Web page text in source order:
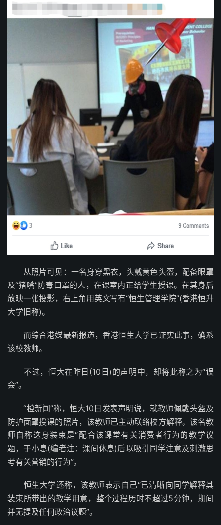
从照片可见：一名身穿黑衣，头戴黄色头盔，配备眼罩
及“猪嘴”防毒口罩的人，在课室内正给学生授课。在其身后
放映一张投影，右上角用英文写有“恒生管理学院”(香港恒升
大学旧称)。
而综合港媒最新报道，香港恒生大学已证实此事，确系
该校教师。
不过，恒大在昨日(10日)的声明中，却将此称之为“误
会”。
“橙新闻”称，恒大10日发表声明说，就教师佩戴头盔及
防护面罩授课的照片，该教师已主动联络校方解释。该名教
师自称这身装束是“配合该课堂有关消费者行为的教学议
题，于小息(编者注：课间休息)后以吸引同学注意及刺激思
考有关营销的行为”。
恒生大学还称，该教师表示自己“已清晰向同学解释其
装束所带出的教学用意，整个过程历时不超过5分钟，期间
并无提及任何政治议题”。